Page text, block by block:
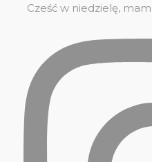
Cześć w niedzielę,